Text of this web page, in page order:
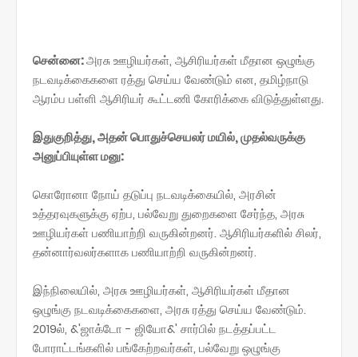
சென்னை:அரசு ஊழியர்கள், ஆசிரியர்கள் மீதான ஒழுங்கு
நடவடிக்கைகளை ரத்து செய்ய வேண்டும் என, தமிழ்நாடு
ஆரம்ப பள்ளி ஆசிரியர் கூட்டணி கோரிக்கை விடுத்துள்ளது.
இதுகுறித்து, அதன் பொதுச்செயலர் மயில், முதல்வருக்கு
அனுப்பியுள்ள மனு:
கொரோனா நோய் தடுப்பு நடவடிக்கையில், அரசின்
உத்தரவுகளுக்கு ஏற்ப, பல்வேறு துறைகளை சேர்ந்த, அரசு
ஊழியர்கள் பணியாற்றி வருகின்றனர். ஆசிரியர்களில் சிலர்,
தன்னார்வலர்களாக பணியாற்றி வருகின்றனர்.
இந்நிலையில், அரசு ஊழியர்கள், ஆசிரியர்கள் மீதான
ஒழுங்கு நடவடிக்கைகளை, அரசு ரத்து செய்ய வேண்டும்.
2019ல், &'ஜாக்டோ - ஜியோ&' சார்பில் நடத்தப்பட்ட
போராட்டங்களில் பங்கேற்றவர்கள், பல்வேறு ஒழுங்கு